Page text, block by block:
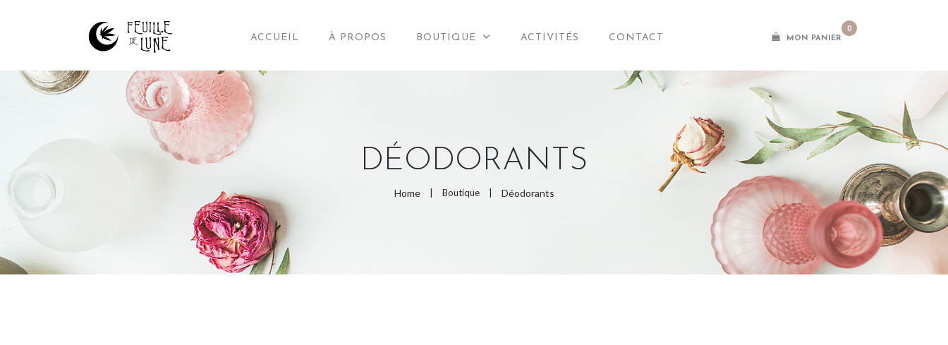
ACCUEIL À PROPOS BOUTIQUE ACTIVITÉS CONTACT MON PANIER
0
DÉODORANTS
Home Boutique Déodorants
À PROPOS